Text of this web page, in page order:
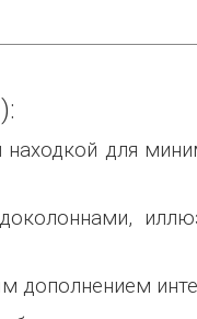
для
дополнением